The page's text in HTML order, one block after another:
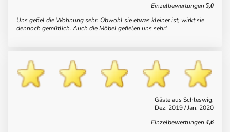
Einzelbewertungen 5,0
Uns gefiel die Wohnung sehr. Obwohl sie etwas kleiner ist, wirkt sie
dennoch gemütlich. Auch die Möbel gefielen uns sehr!
Gäste aus Schleswig,
Dez. 2019 / Jan. 2020
Einzelbewertungen 4,6